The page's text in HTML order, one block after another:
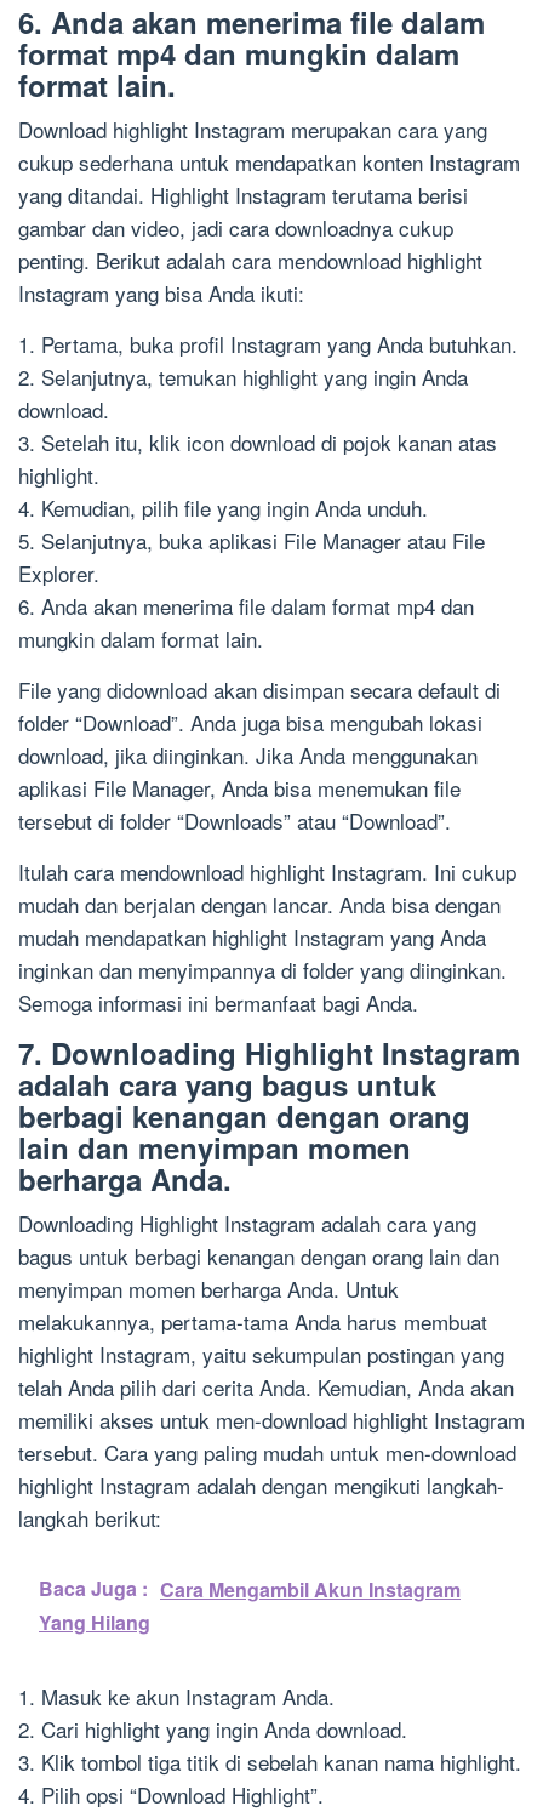
6. Anda akan menerima file dalam
format mp4 dan mungkin dalam
format lain.
Download highlight Instagram merupakan cara yang
cukup sederhana untuk mendapatkan konten Instagram
yang ditandai. Highlight Instagram terutama berisi
gambar dan video, jadi cara downloadnya cukup
penting. Berikut adalah cara mendownload highlight
Instagram yang bisa Anda ikuti:
1. Pertama, buka profil Instagram yang Anda butuhkan.
2. Selanjutnya, temukan highlight yang ingin Anda
download.
3. Setelah itu, klik icon download di pojok kanan atas
highlight.
4. Kemudian, pilih file yang ingin Anda unduh.
5. Selanjutnya, buka aplikasi File Manager atau File
Explorer.
6. Anda akan menerima file dalam format mp4 dan
mungkin dalam format lain.
File yang didownload akan disimpan secara default di
folder “Download”. Anda juga bisa mengubah lokasi
download, jika diinginkan. Jika Anda menggunakan
aplikasi File Manager, Anda bisa menemukan file
tersebut di folder “Downloads” atau “Download”.
Itulah cara mendownload highlight Instagram. Ini cukup
mudah dan berjalan dengan lancar. Anda bisa dengan
mudah mendapatkan highlight Instagram yang Anda
inginkan dan menyimpannya di folder yang diinginkan.
Semoga informasi ini bermanfaat bagi Anda.
7. Downloading Highlight Instagram
adalah cara yang bagus untuk
berbagi kenangan dengan orang
lain dan menyimpan momen
berharga Anda.
Downloading Highlight Instagram adalah cara yang
bagus untuk berbagi kenangan dengan orang lain dan
menyimpan momen berharga Anda. Untuk
melakukannya, pertama-tama Anda harus membuat
highlight Instagram, yaitu sekumpulan postingan yang
telah Anda pilih dari cerita Anda. Kemudian, Anda akan
memiliki akses untuk men-download highlight Instagram
tersebut. Cara yang paling mudah untuk men-download
highlight Instagram adalah dengan mengikuti langkah-
langkah berikut:
Baca Juga : Cara Mengambil Akun Instagram
Yang Hilang
1. Masuk ke akun Instagram Anda.
2. Cari highlight yang ingin Anda download.
3. Klik tombol tiga titik di sebelah kanan nama highlight.
4. Pilih opsi “Download Highlight”.